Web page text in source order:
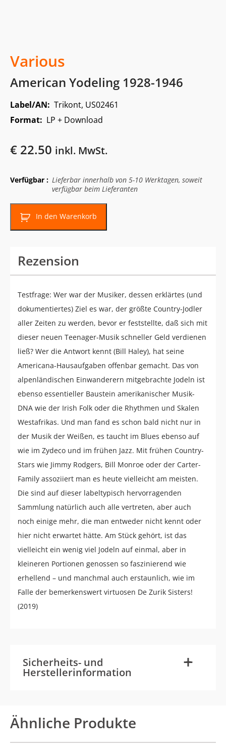
Various
American Yodeling 1928-1946
Label/AN: Trikont, US02461
Format: LP + Download
€ 22.50 inkl. MwSt.
Verfügbar : Lieferbar innerhalb von 5-10 Werktagen, soweit
verfügbar beim Lieferanten
In den Warenkorb
Rezension
Testfrage: Wer war der Musiker, dessen erklärtes (und
dokumentiertes) Ziel es war, der größte Country-Jodler
aller Zeiten zu werden, bevor er feststellte, daß sich mit
dieser neuen Teenager-Musik schneller Geld verdienen
ließ? Wer die Antwort kennt (Bill Haley), hat seine
Americana-Hausaufgaben offenbar gemacht. Das von
alpenländischen Einwanderern mitgebrachte Jodeln ist
ebenso essentieller Baustein amerikanischer Musik-
DNA wie der Irish Folk oder die Rhythmen und Skalen
Westafrikas. Und man fand es schon bald nicht nur in
der Musik der Weißen, es taucht im Blues ebenso auf
wie im Zydeco und im frühen Jazz. Mit frühen Country-
Stars wie Jimmy Rodgers, Bill Monroe oder der Carter-
Family assoziiert man es heute vielleicht am meisten.
Die sind auf dieser labeltypisch hervorragenden
Sammlung natürlich auch alle vertreten, aber auch
noch einige mehr, die man entweder nicht kennt oder
hier nicht erwartet hätte. Am Stück gehört, ist das
vielleicht ein wenig viel Jodeln auf einmal, aber in
kleineren Portionen genossen so faszinierend wie
erhellend – und manchmal auch erstaunlich, wie im
Falle der bemerkenswert virtuosen De Zurik Sisters!
(2019)
Sicherheits- und
Herstellerinformation +
-
Ähnliche Produkte